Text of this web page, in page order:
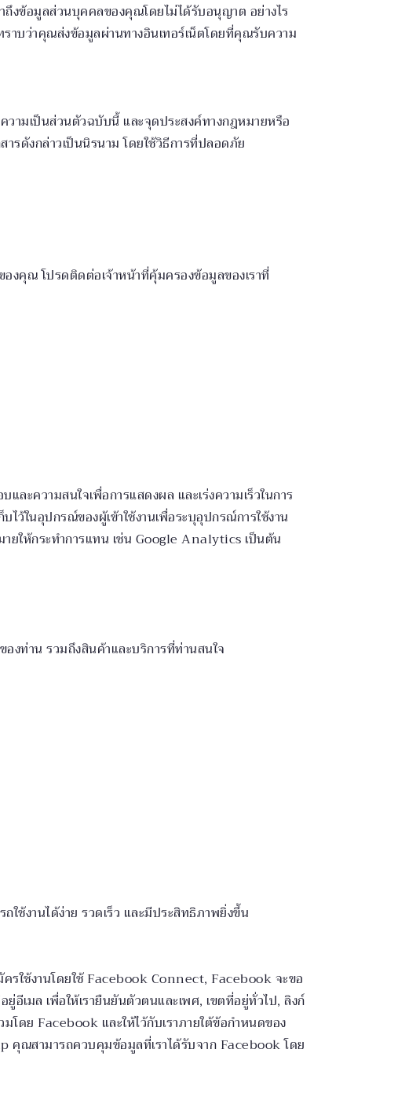
าถึงข้อมูลส่วนบุคคลของคุณโดยไม่ได้รับอนุญาต อย่างไร
าบว่าคุณส่งข้อมูลผ่านทางอินเทอร์เน็ตโดยที่คุณรับความ
วามเป็นส่วนตัวฉบับนี้ และจุดประสงค์ทางกฎหมายหรือ
รดังกล่าวเป็นนิรนาม โดยใช้วิธีการที่ปลอดภัย
งคุณ โปรดติดต่อเจ้าหน้าที่คุ้มครองข้อมูลของเราที่
ละความสนใจเพื่อการแสดงผล และเร่งความเร็วในการ
ไว้ในอุปกรณ์ของผู้เข้าใช้งานเพื่อระบุอุปกรณ์การใช้งาน
ายให้กระทำการแทน เช่น Google Analytics เป็นต้น
งท่าน รวมถึงสินค้าและบริการที่ท่านสนใจ
ใช้งานได้ง่าย รวดเร็ว และมีประสิทธิภาพยิ่งขึ้น
ใช้งานโดยใช้ Facebook Connect, Facebook จะขอ
เมล เพื่อให้เรายืนยันตัวตนและเพศ, เขตที่อยู่ทั่วไป, ลิงก์
ดย Facebook และให้ไว้กับเราภายใต้ข้อกำหนดของ
ณสามารถควบคุมข้อมูลที่เราได้รับจาก Facebook โดย